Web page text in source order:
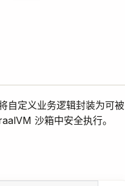
自定义业务逻辑封装为可被
沙箱中安全执行。